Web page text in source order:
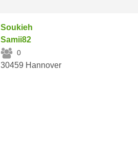
Soukieh
Samii82
0
30459 Hannover